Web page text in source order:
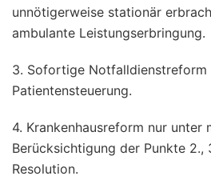
unnötigerweise stationär
ambulante Leistungserbringung.
3. Sofortige Notfalldienstreform
Patientensteuerung.
4. Krankenhausreform nur unter
Berücksichtigung der Punkte 2.,
Resolution.